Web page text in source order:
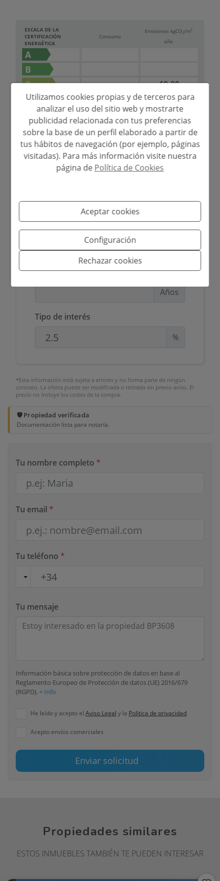
ESCALA DE LA
CERTIFICACIÓN
ENERGÉTICA
Consumo
Emisiones kgCO 2/m2
año
A
B
C
19.00
D 111.00
F
G
Plazo de Amortización
Años
Tipo de interés
%
*Esta información está sujeta a errores y no forma parte de ningún
contrato. La oferta puede ser modificada o retirada sin previo aviso. El
precio no incluye los costes de la compra.
🛡️ Propiedad verificada
Documentación lista para notaría.
Tu nombre completo *
Tu email *
Tu teléfono *
Tu mensaje
Información básica sobre protección de datos en base al
Reglamento Europeo de Protección de datos (UE) 2016/679
(RGPD). + Info
He leído y acepto el Aviso Legal y la Política de privacidad
Acepto envíos comerciales
Enviar solicitud
Propiedades similares
ESTOS INMUEBLES TAMBIÉN TE PUEDEN INTERESAR
Utilizamos cookies propias y de terceros para
analizar el uso del sitio web y mostrarte
publicidad relacionada con tus preferencias
sobre la base de un perfil elaborado a partir de
tus hábitos de navegación (por ejemplo, páginas
visitadas). Para más información visite nuestra
página de Política de Cookies
Aceptar cookies
Configuración
Rechazar cookies